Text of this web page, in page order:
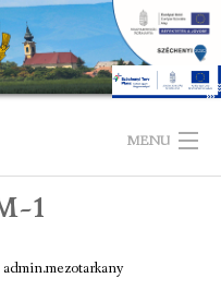
MENU
admin.mezotarkany